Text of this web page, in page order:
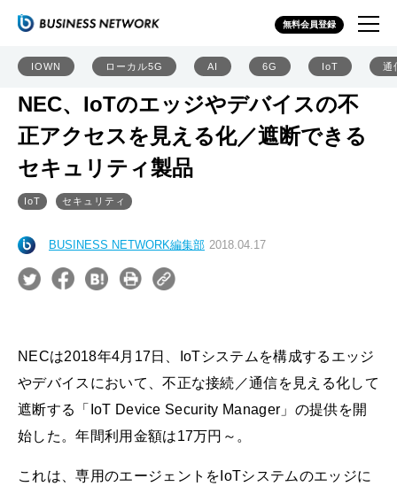
無料会員登録
IOWN ローカル5G AI 6G IoT 通
NEC、IoTのエッジやデバイスの不
正アクセスを見える化／遮断できる
セキュリティ製品
IoT セキュリティ
BUSINESS NETWORK編集部 2018.04.17
NECは2018年4月17日、IoTシステムを構成するエッジ
やデバイスにおいて、不正な接続／通信を見える化して
遮断する「IoT Device Security Manager」の提供を開
始した。年間利用金額は17万円～。
これは、専用のエージェントをIoTシステムのエッジに